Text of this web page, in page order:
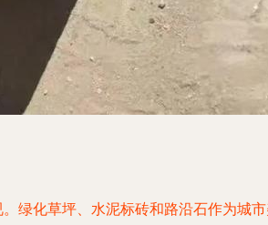
绿化草坪、水泥标砖和路沿石作为城